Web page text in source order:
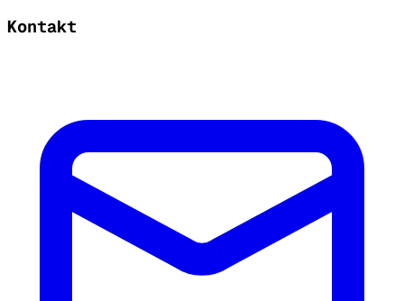
Kontakt